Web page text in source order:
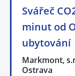
Svářeč
minut od
ubytování
Markmont,
Ostrava